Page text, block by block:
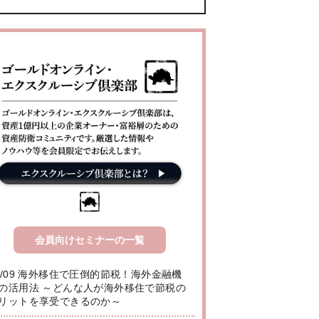
会員向けセミナーの一覧
09 海外移住で圧倒的節税！海外金融機
活用法 ～どんな人が海外移住で節税の
ットを享受できるのか～